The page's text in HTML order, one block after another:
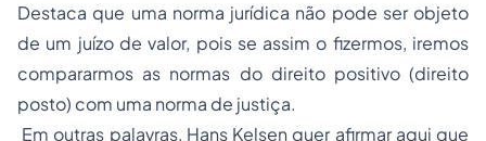
Destaca que uma norma jurídica não pode ser objeto
de um juízo de valor, pois se assim o fizermos, iremos
compararmos as normas do direito positivo (direito
posto) com uma norma de justiça.
Em outras palavras, Hans Kelsen quer afirmar aqui que